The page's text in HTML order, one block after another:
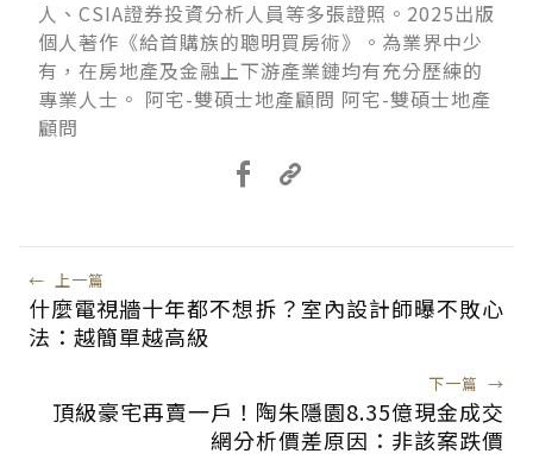
人、CSIA證券投資分析人員等多張證照。2025出版
個人著作《給首購族的聰明買房術》。為業界中少
有，在房地產及金融上下游產業鏈均有充分歷練的
專業人士。 阿宅-雙碩士地產顧問 阿宅-雙碩士地產
顧問
← 上一篇
什麼電視牆十年都不想拆？室內設計師曝不敗心
法：越簡單越高級
下一篇 →
頂級豪宅再賣一戶！陶朱隱園8.35億現金成交
網分析價差原因：非該案跌價